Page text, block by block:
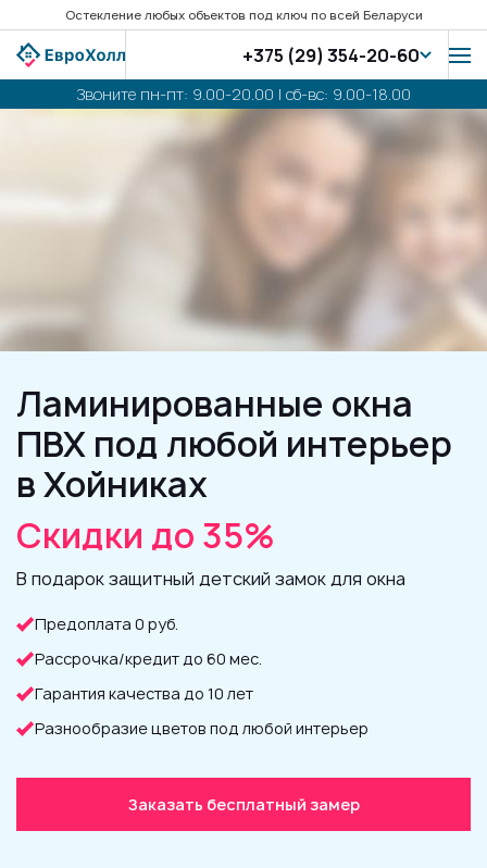
Остекление любых объектов под ключ по всей Беларуси
+375 (29) 354-20-60
Звоните пн-пт: 9.00-20.00 | сб-вс: 9.00-18.00
Ламинированные окна
ПВХ под любой интерьер
в Хойниках
Скидки до 35%
В подарок защитный детский замок для окна
Предоплата 0 руб.
Рассрочка/кредит до 60 мес.
Гарантия качества до 10 лет
Разнообразие цветов под любой интерьер
Заказать бесплатный замер